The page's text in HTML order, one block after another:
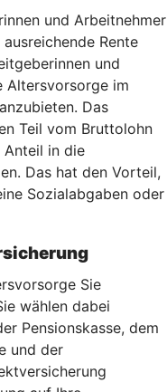
und Arbeitnehmer
Rente
und
Altersvorsorge im
Das
Teil vom Bruttolohn
Anteil in die
Das hat den Vorteil,
Sozialabgaben oder
Sie
wählen dabei
Pensionskasse, dem
und der